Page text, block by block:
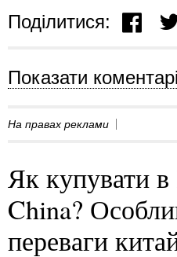
Поділитися:
Показати коментарі
На правах реклами
Як купувати в
China?
переваги